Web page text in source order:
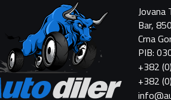
Jovana
Bar,
Crna
PIB:
+382
+382